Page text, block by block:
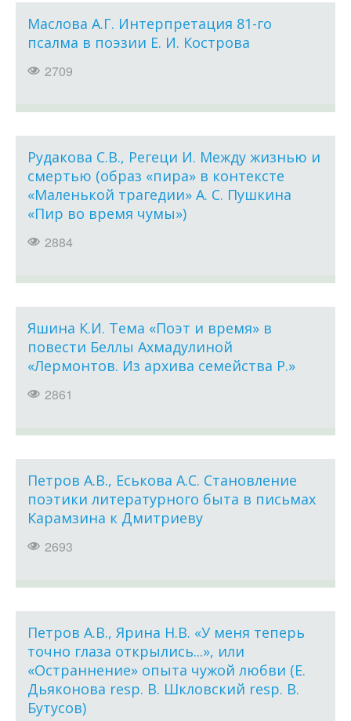
Маслова А.Г. Интерпретация 81-го
псалма в поэзии Е. И. Кострова
2709
Рудакова С.В., Регеци И. Между жизнью и
смертью (образ «пира» в контексте
«Маленькой трагедии» А. С. Пушкина
«Пир вo время чумы»)
2884
Яшина К.И. Тема «Поэт и время» в
повести Беллы Ахмадулиной
«Лермонтов. Из архива семейства Р.»
2861
Петров А.В., Еськова А.С. Становление
поэтики литературного быта в письмах
Карамзина к Дмитриеву
2693
Петров А.В., Ярина Н.В. «У меня теперь
точно глаза открылись...», или
«Остраннение» опыта чужой любви (Е.
Дьяконова resp. В. Шкловский resp. В.
Бутусов)